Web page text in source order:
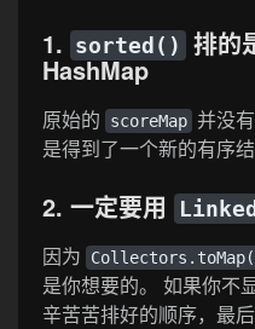
1. sorted() 排的
HashMap
原始的 scoreMap 并没
是得到了一个新的有序结
2. 一定要用
因为
是你想要的。 如果你不
辛苦苦排好的顺序，最后